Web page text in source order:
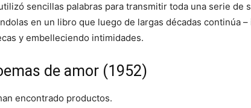
sencillas palabras para transmitir toda una serie de
en un libro que luego de largas décadas continúa
y embelleciendo intimidades.
de amor (1952)
encontrado productos.